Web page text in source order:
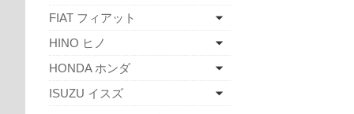
FIAT フィアット
HINO ヒノ
HONDA ホンダ
ISUZU イスズ